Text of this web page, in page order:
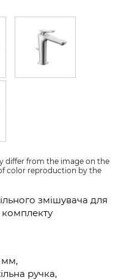
differ from the image on the
color reproduction by the
змішувача для
мм,
ручка,